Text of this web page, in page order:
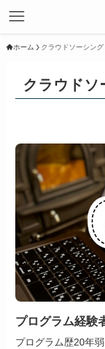
ホーム クラウドソーシング
クラウドソ
プログラム経験
プログラム歴20年